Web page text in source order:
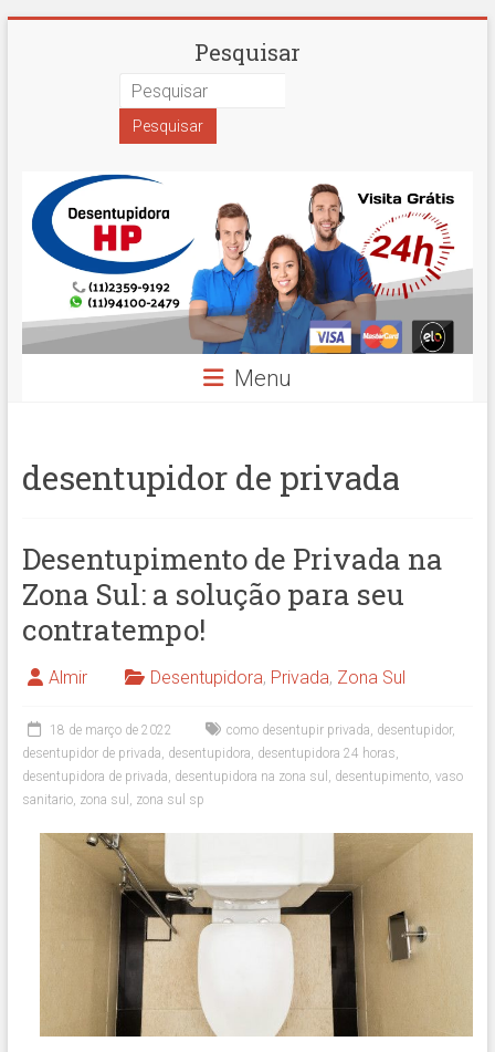
Desentupidora
Paulo
Hidro
Prime
Pesquisar
Menu
desentupidor de privada
Desentupimento de Privada na
Zona Sul: a solução para seu
contratempo!
Almir Desentupidora, Privada, Zona Sul
18 de março de 2022 como desentupir privada, desentupidor,
desentupidor de privada, desentupidora, desentupidora 24 horas,
desentupidora de privada, desentupidora na zona sul , desentupimento, vaso
sanitario, zona sul , zona sul sp